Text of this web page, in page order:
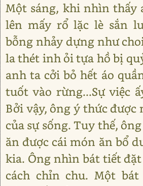
Một sáng, khi nhìn thấy
lên mấy rổ lặc lè sắn
bỗng nhảy dựng như
la thét inh ỏi tựa hồ bị
anh ta cởi bỏ hết áo
tuốt vào rừng...Sự việc
Bởi vậy, ông ý thức được
của sự sống. Tuy thế,
ăn được cái món ăn bổ
kia. Ông nhìn bát tiết
cách chỉn chu. Một